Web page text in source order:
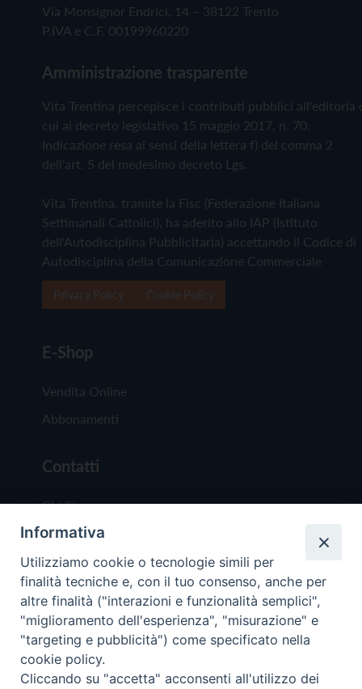
Via Monsignor Endrici, 14 – 38122 Trento
P.IVA e C.F. 00199960220
Amministrazione trasparente
Vita Trentina percepisce i contributi pubblici all'editoria
cui al decreto legislativo 15 maggio 2017, n. 70.
Indicazione resa ai sensi della lettera f) del comma 2
dell'art. 5 del medesimo decreto Lgs.
Vita Trentina, tramite la Fisc (Federazione Italiana
Settimanali Cattolici), ha aderito allo IAP (Istituto
dell'Autodisciplina Pubblicitaria) accettando il Codice di
Autodisciplina della Comunicazione Commerciale
E-Shop
Vendita Online
Abbonamenti
Contatti
Chi Siamo
Redazione
Scrivici
Copyright © 2019 - Tutti i diritti riservati - Vita
Informativa
Utilizziamo cookie o tecnologie simili per
finalità tecniche e, con il tuo consenso, anche per
altre finalità ("interazioni e funzionalità semplici",
"miglioramento dell'esperienza", "misurazione" e
"targeting e pubblicità") come specificato nella
cookie policy.
Cliccando su "accetta" acconsenti all'utilizzo dei